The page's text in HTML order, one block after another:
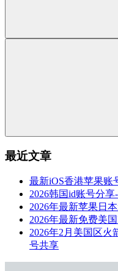
最近文章
最新iOS香港苹果账
2026韩国id账号分
2026年最新苹果日
2026年最新免费美
2026年2月美国区火
号共享